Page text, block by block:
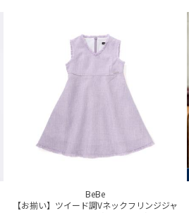
BeBe
【お揃い】ツイード調Vネックフリンジジャ